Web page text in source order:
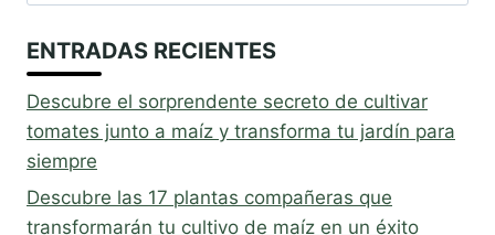
ENTRADAS RECIENTES
Descubre el sorprendente secreto de cultivar
tomates junto a maíz y transforma tu jardín para
siempre
Descubre las 17 plantas compañeras que
transformarán tu cultivo de maíz en un éxito